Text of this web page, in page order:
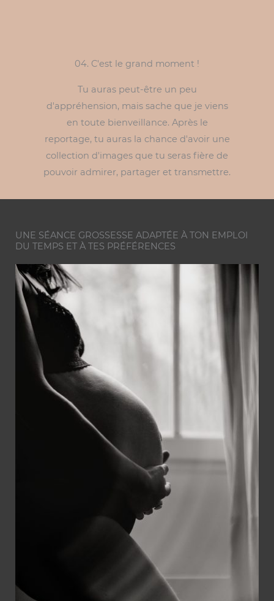
04. C'est le grand moment !
Tu auras peut-être un peu
d'appréhension, mais sache que je viens
en toute bienveillance. Après le
reportage, tu auras la chance d'avoir une
collection d'images que tu seras fière de
pouvoir admirer, partager et transmettre.
UNE SÉANCE GROSSESSE ADAPTÉE À TON EMPLOI
DU TEMPS ET À TES PRÉFÉRENCES